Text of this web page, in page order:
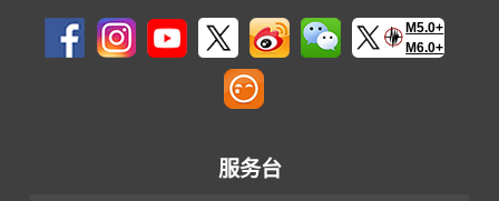
M5.0+
M6.0+
服务台